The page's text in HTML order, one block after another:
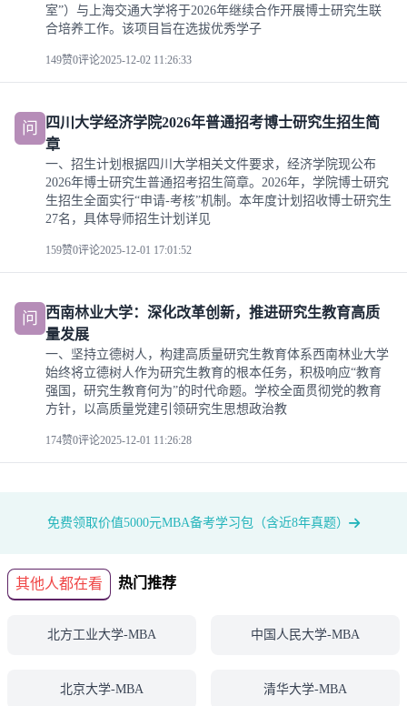
室”）与上海交通大学将于2026年继续合作开展博士研究生联
合培养工作。该项目旨在选拔优秀学子
149赞0评论2025-12-02 11:26:33
问
四川大学经济学院2026年普通招考博士研究生招生简
章
一、招生计划根据四川大学相关文件要求，经济学院现公布
2026年博士研究生普通招考招生简章。2026年，学院博士研究
生招生全面实行“申请-考核”机制。本年度计划招收博士研究生
27名，具体导师招生计划详见
159赞0评论2025-12-01 17:01:52
问
西南林业大学：深化改革创新，推进研究生教育高质
量发展
一、坚持立德树人，构建高质量研究生教育体系西南林业大学
始终将立德树人作为研究生教育的根本任务，积极响应“教育
强国，研究生教育何为”的时代命题。学校全面贯彻党的教育
方针，以高质量党建引领研究生思想政治教
174赞0评论2025-12-01 11:26:28
免费领取价值5000元MBA备考学习包（含近8年真题）
其他人都在看 热门推荐
北方工业大学-MBA 中国人民大学-MBA
北京大学-MBA 清华大学-MBA